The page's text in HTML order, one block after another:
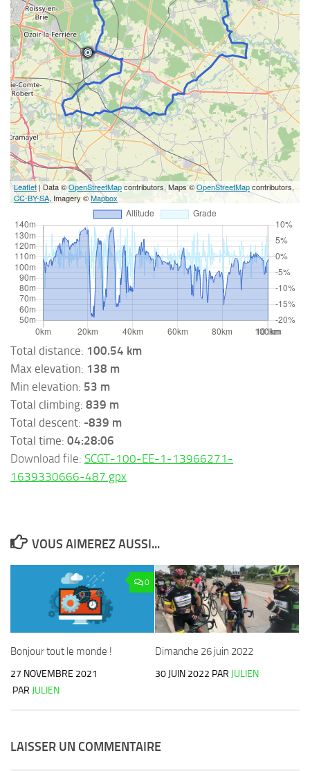
Leaflet| Data ©OpenStreetMapcontributors, Maps ©OpenStreetMapcontributors,
CC-BY-SA, Imagery ©Mapbox
Total distance: 100.54 km
Max elevation: 138 m
Min elevation: 53 m
Total climbing: 839 m
Total descent: -839 m
Total time: 04:28:06
Download file: SCGT-100-EE-1-13966271-
1639330666-487.gpx
VOUS AIMEREZ AUSSI...
0
Bonjour tout le monde !
27 NOVEMBRE 2021
PAR JULIEN
Dimanche 26 juin 2022
30 JUIN 2022 PAR JULIEN
LAISSER UN COMMENTAIRE